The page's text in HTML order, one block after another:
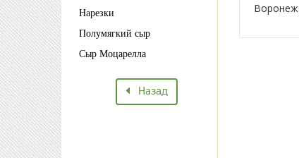
Нарезки
Полумягкий сыр
Сыр Моцарелла
Назад